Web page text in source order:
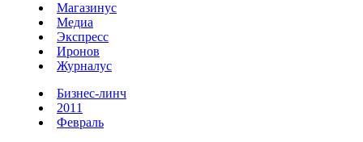
Магазинус
Медиа
Экспресс
Иронов
Журналус
Бизнес-линч
2011
Февраль